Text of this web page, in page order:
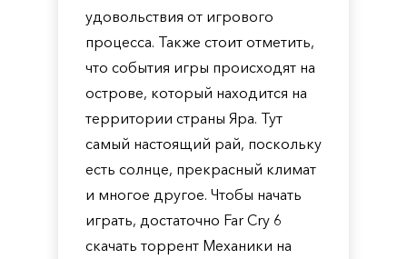
удовольствия от игрового
процесса. Также стоит отметить,
что события игры происходят на
острове, который находится на
территории страны Яра. Тут
самый настоящий рай, поскольку
есть солнце, прекрасный климат
и многое другое. Чтобы начать
играть, достаточно Far Cry 6
скачать торрент Механики на